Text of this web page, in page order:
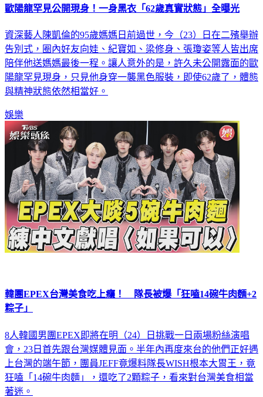
歐陽龍罕見公開現身！一身黑衣「62歲真實狀態」全曝光
資深藝人陳凱倫的95歲媽媽日前過世，今（23）日在二殯舉辦
告別式，圈內好友向娃、紀寶如、梁修身、張瓊姿等人皆出席
陪伴他送媽媽最後一程。讓人意外的是，許久未公開露面的歐
陽龍罕見現身，只見他身穿一襲黑色服裝，即使62歲了，體態
與精神狀態依然相當好。
娛樂
韓團EPEX台灣美食吃上癮！ 隊長被爆「狂嗑14碗牛肉麵+2
粽子」
8人韓國男團EPEX即將在明（24）日挑戰一日兩場粉絲演唱
會，23日首先跟台灣媒體見面。半年內再度來台的他們正好遇
上台灣的端午節，團員JEFF竟爆料隊長WISH根本大胃王，竟
狂嗑「14碗牛肉麵」，還吃了2顆粽子，看來對台灣美食相當
著迷。